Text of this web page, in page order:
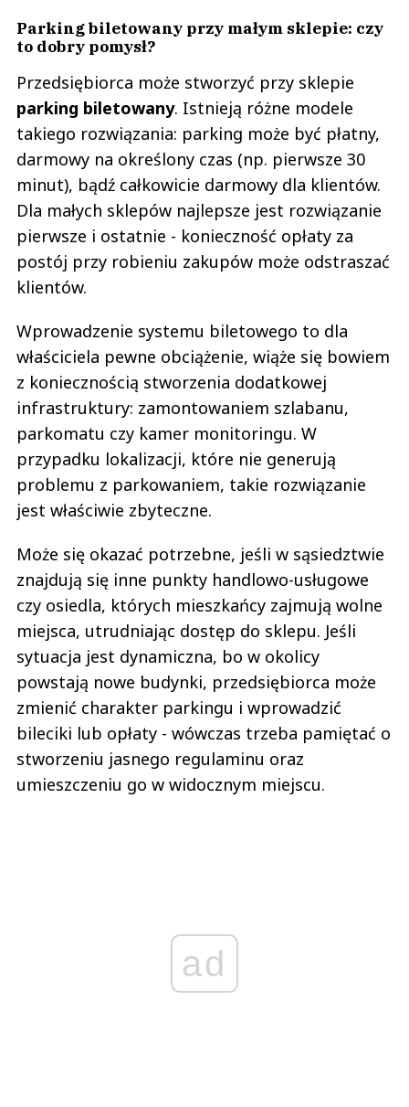
Parking biletowany przy małym sklepie: czy
to dobry pomysł?
Przedsiębiorca może stworzyć przy sklepie
parking biletowany. Istnieją różne modele
takiego rozwiązania: parking może być płatny,
darmowy na określony czas (np. pierwsze 30
minut), bądź całkowicie darmowy dla klientów.
Dla małych sklepów najlepsze jest rozwiązanie
pierwsze i ostatnie - konieczność opłaty za
postój przy robieniu zakupów może odstraszać
klientów.
Wprowadzenie systemu biletowego to dla
właściciela pewne obciążenie, wiąże się bowiem
z koniecznością stworzenia dodatkowej
infrastruktury: zamontowaniem szlabanu,
parkomatu czy kamer monitoringu. W
przypadku lokalizacji, które nie generują
problemu z parkowaniem, takie rozwiązanie
jest właściwie zbyteczne.
Może się okazać potrzebne, jeśli w sąsiedztwie
znajdują się inne punkty handlowo-usługowe
czy osiedla, których mieszkańcy zajmują wolne
miejsca, utrudniając dostęp do sklepu. Jeśli
sytuacja jest dynamiczna, bo w okolicy
powstają nowe budynki, przedsiębiorca może
zmienić charakter parkingu i wprowadzić
bileciki lub opłaty - wówczas trzeba pamiętać o
stworzeniu jasnego regulaminu oraz
umieszczeniu go w widocznym miejscu.
ad